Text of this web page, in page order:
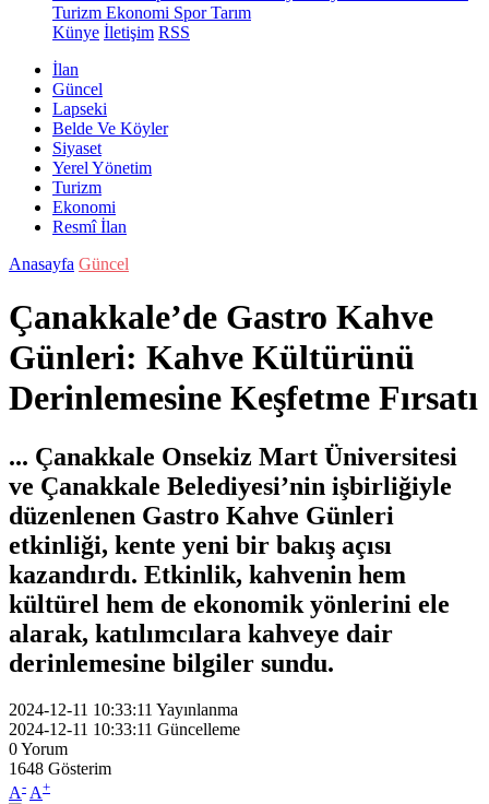
Turizm Ekonomi SporTarım
Künye İletişim RSS
İlan
Güncel
Lapseki
Belde Ve Köyler
Siyaset
Yerel Yönetim
Turizm
Ekonomi
Resmî İlan
Anasayfa Güncel
Çanakkale’de Gastro Kahve
Günleri: Kahve Kültürünü
Derinlemesine Keşfetme Fırsatı
... Çanakkale Onsekiz Mart Üniversitesi
ve Çanakkale Belediyesi’nin işbirliğiyle
düzenlenen Gastro Kahve Günleri
etkinliği, kente yeni bir bakış açısı
kazandırdı. Etkinlik, kahvenin hem
kültürel hem de ekonomik yönlerini ele
alarak, katılımcılara kahveye dair
derinlemesine bilgiler sundu.
2024-12-11 10:33:11 Yayınlanma
2024-12-11 10:33:11 Güncelleme
0Yorum
1648 Gösterim
A- A+